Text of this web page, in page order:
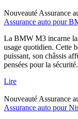
Nouveauté Assurance
Assurance auto pour
La BMW M3 incarne la
usage quotidien. Cette
puissant, son châssis
pensées pour la sécurité.
Lire
Nouveauté Assurance
Assurance auto pour